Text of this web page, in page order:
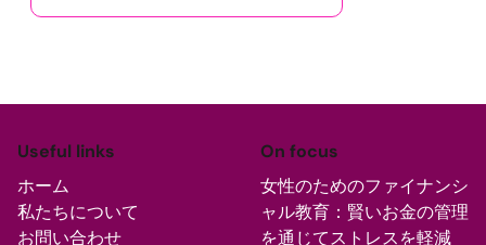
Useful links
ホーム
私たちについて
お問い合わせ
On focus
女性のためのファイナンシ
ャル教育：賢いお金の管理
を通じてストレスを軽減